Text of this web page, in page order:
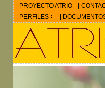
| PROYECTO ATRIO
|
| PERFILES
|